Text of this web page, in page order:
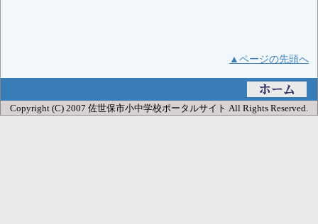
▲ページの先頭へ
Copyright (C) 2007 佐世保市小中学校ポータルサイト All Rights Reserved.